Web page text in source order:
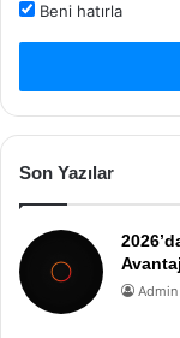
Beni hatırla
Son Yazılar
Admin